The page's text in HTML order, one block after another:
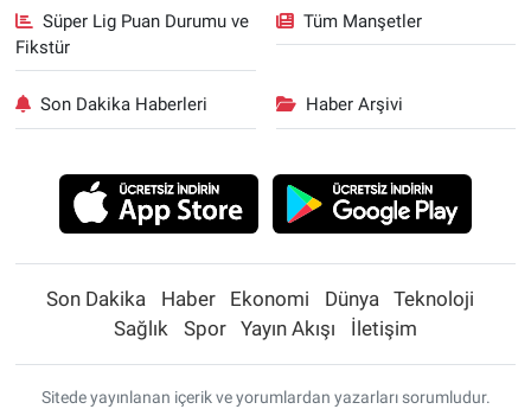
Süper Lig Puan Durumu ve
Fikstür
Tüm Manşetler
Son Dakika Haberleri Haber Arşivi
Son Dakika Haber Ekonomi Dünya
Teknoloji
Sağlık
Spor Yayın Akışı İletişim
Sitede yayınlanan içerik ve yorumlardan yazarları sorumludur.